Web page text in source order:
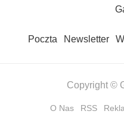
Poczta Newsletter
Copyright ©
O Nas RSS